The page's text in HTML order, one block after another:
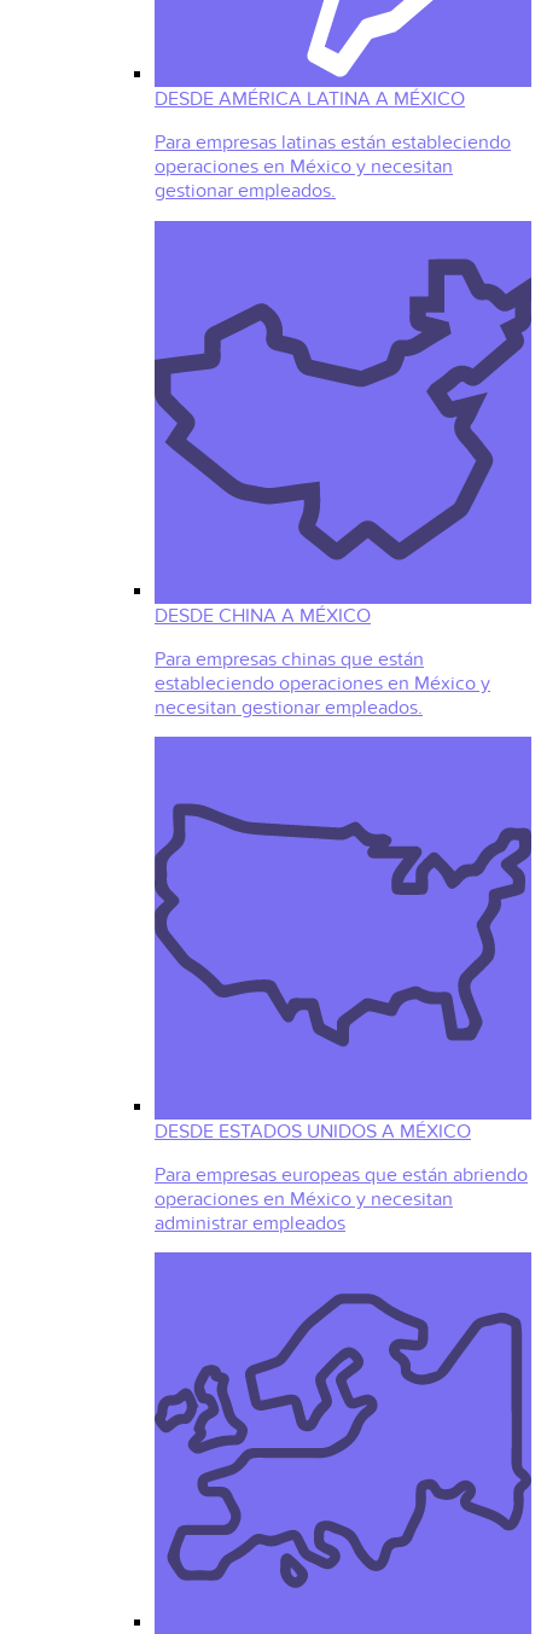
DESDE AMÉRICA LATINA A MÉXICO
Para empresas latinas están estableciendo
operaciones en México y necesitan
gestionar empleados.
DESDE CHINA A MÉXICO
Para empresas chinas que están
estableciendo operaciones en México y
necesitan gestionar empleados.
DESDE ESTADOS UNIDOS A MÉXICO
Para empresas europeas que están abriendo
operaciones en México y necesitan
administrar empleados